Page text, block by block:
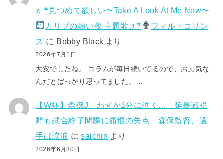
♬❝見つめて欲しい〜Take A Look At Me Now〜
カリブの熱い夜 主題歌♬❞
フィル・コリン
ズ に Bobby Black より
2026年7月1日
大変でしたね。 コラムが毎日続いてるので、お元気な
んだとばっかり思ってました。…
【W杯】森保J、わずか1分に泣く… 延長戦視
野も試合終了間際に痛恨の失点 森保監督、選
手は涙涙 にsaichin より
2026年6月30日